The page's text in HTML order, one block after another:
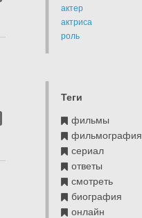
актер
актриса
роль
Теги
фильмы
фильмография
сериал
ответы
смотреть
биография
онлайн